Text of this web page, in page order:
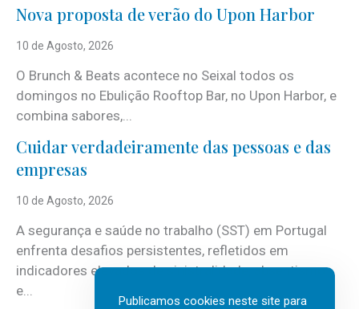
Nova proposta de verão do Upon Harbor
10 de Agosto, 2026
O Brunch & Beats acontece no Seixal todos os
domingos no Ebulição Rooftop Bar, no Upon Harbor, e
combina sabores,...
Cuidar verdadeiramente das pessoas e das
empresas
10 de Agosto, 2026
A segurança e saúde no trabalho (SST) em Portugal
enfrenta desafios persistentes, refletidos em
indicadores elevados de sinistralidade, absentismo
e...
Publicamos cookies neste site para